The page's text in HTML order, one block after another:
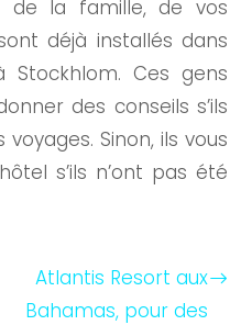
de la famille, de vos
déjà installés dans
Ces gens
des conseils s’ils
Sinon, ils vous
s’ils n’ont pas été
Atlantis Resort aux
Bahamas, pour des